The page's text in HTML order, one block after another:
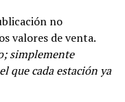
no
valores de venta.
simplemente
que cada estación ya